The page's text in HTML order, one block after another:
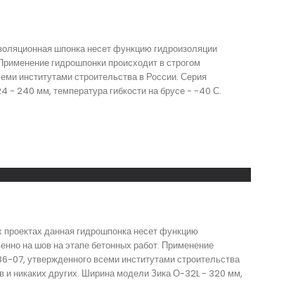
шпонка несет функцию гидроизоляции
гидрошпонки происходит в строгом
институтами строительства в России. Серия
- 240 мм, температура гибкости на брусе - -40 С.
данная гидрошпонка несет функцию
на шов на этапе бетонных работ. Применение
07, утвержденного всеми институтами строительства
и никаких других. Ширина модели Зика О-32L - 320 мм,